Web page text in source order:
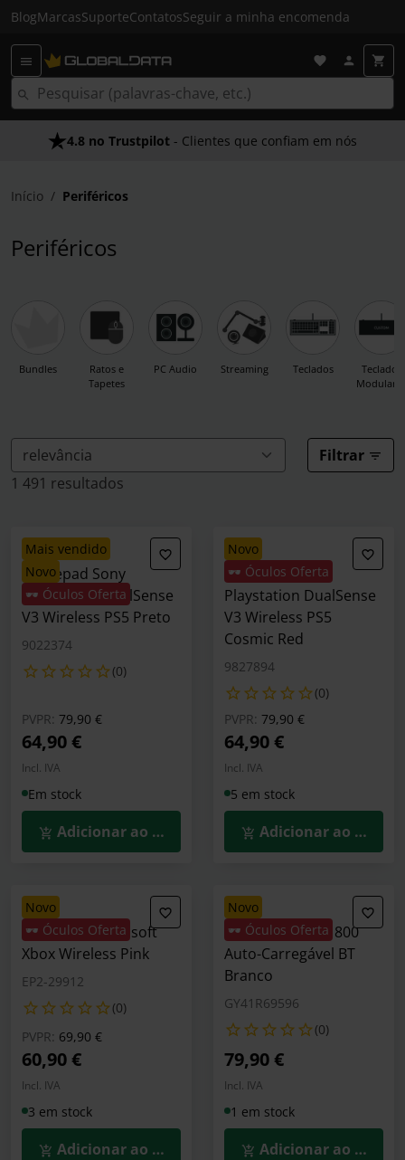
BlogMarcasSuporteContatosSeguir a minha encomenda
Envio Gratuito em 24 HRS- Acima dos 50€
4.8 no Trustpilot - Clientes que confiam em nós
Início Periféricos
Periféricos
Bundles
Ratos e
Tapetes
PC Audio Streaming Teclados
Teclados
Filtrar
1 491 resultados
mais vendido
novo
🕶️ Óculos Oferta
Gamepad Sony
Playstation DualSense
V3 Wireless PS5 Preto
9022374
(0)
PVPR: Preço reduzido de
79,90 €para
64,90 €
Incl. IVA
Em stock
Adicionar ao Carrinho
novo
🕶️ Óculos Oferta
Gamepad Sony
Playstation DualSense
V3 Wireless PS5
Cosmic Red
9827894
(0)
PVPR: Preço reduzido de
79,90 €para
64,90 €
Incl. IVA
5 em stock
Adicionar ao
novo
🕶️ Óculos Oferta
Gamepad Microsoft
Xbox Wireless Pink
EP2-29912
(0)
PVPR: Preço reduzido de
69,90 €para
60,90 €
Incl. IVA
3 em stock
Adicionar ao Carrinho
novo
🕶️ Óculos Oferta
Teclado Lenovo 800
Auto-Carregável BT
Branco
GY41R69596
(0)
79,90 €
Incl. IVA
1 em stock
Adicionar ao